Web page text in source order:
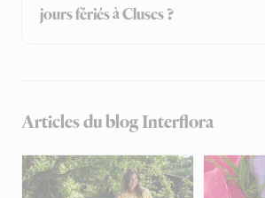
jours fériés à Cluses ?
Articles du blog Interflora